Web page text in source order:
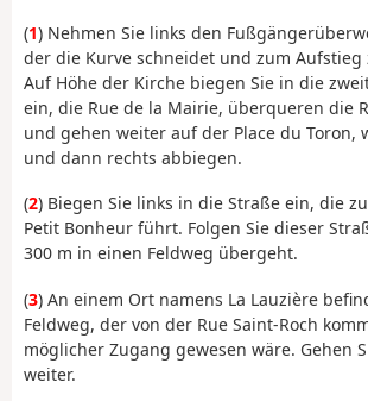
(1) Nehmen Sie links den
der die Kurve schneidet und zum
Auf Höhe der Kirche biegen Sie in die
ein, die Rue de la Mairie, überqueren die
und gehen weiter auf der Place du Toron,
und dann rechts abbiegen.
(2) Biegen Sie links in die Straße ein, die
Petit Bonheur führt. Folgen Sie dieser
300 m in einen Feldweg übergeht.
(3) An einem Ort namens La Lauzière
Feldweg, der von der Rue Saint-Roch
möglicher Zugang gewesen wäre. Gehen
weiter.